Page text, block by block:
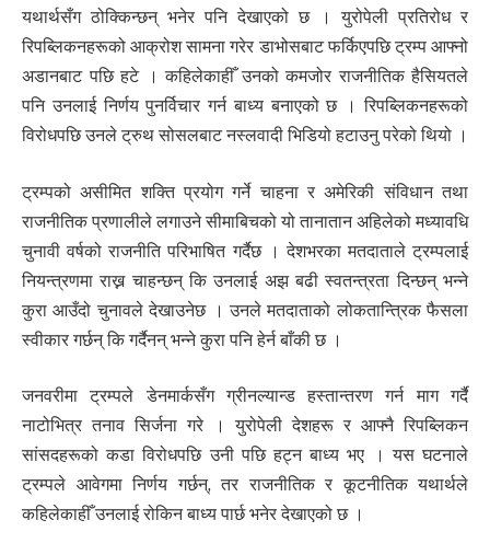
यथार्थसँग ठोक्किन्छन् भनेर पनि देखाएको छ । युरोपेली प्रतिरोध र
रिपब्लिकनहरूको आक्रोश सामना गरेर डाभोसबाट फर्किएपछि ट्रम्प आफ्नो
अडानबाट पछि हटे । कहिलेकाहीँ उनको कमजोर राजनीतिक हैसियतले
पनि उनलाई निर्णय पुनर्विचार गर्न बाध्य बनाएको छ । रिपब्लिकनहरूको
विरोधपछि उनले ट्रुथ सोसलबाट नस्लवादी भिडियो हटाउनु परेको थियो ।
ट्रम्पको असीमित शक्ति प्रयोग गर्ने चाहना र अमेरिकी संविधान तथा
राजनीतिक प्रणालीले लगाउने सीमाबिचको यो तानातान अहिलेको मध्यावधि
चुनावी वर्षको राजनीति परिभाषित गर्दैछ । देशभरका मतदाताले ट्रम्पलाई
नियन्त्रणमा राख्न चाहन्छन् कि उनलाई अझ बढी स्वतन्त्रता दिन्छन् भन्ने
कुरा आउँदो चुनावले देखाउनेछ । उनले मतदाताको लोकतान्त्रिक फैसला
स्वीकार गर्छन् कि गर्दैनन् भन्ने कुरा पनि हेर्न बाँकी छ ।
जनवरीमा ट्रम्पले डेनमार्कसँग ग्रीनल्यान्ड हस्तान्तरण गर्न माग गर्दै
नाटोभित्र तनाव सिर्जना गरे । युरोपेली देशहरू र आफ्नै रिपब्लिकन
सांसदहरूको कडा विरोधपछि उनी पछि हट्न बाध्य भए । यस घटनाले
ट्रम्पले आवेगमा निर्णय गर्छन्, तर राजनीतिक र कूटनीतिक यथार्थले
कहिलेकाहीँ उनलाई रोकिन बाध्य पार्छ भनेर देखाएको छ ।